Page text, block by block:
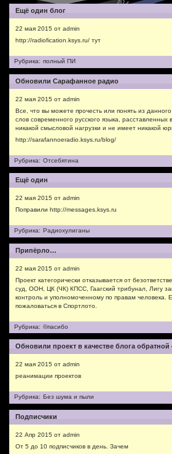
Ещё один блог
22 мая 2015 от admin
http://radiofication.ksys.ru/ тут
Рубрика: полный ПИ
Обновили Сарафанное радио
22 мая 2015 от admin
Все, что вы можете прочесть или понять из
слов современного русского языка,
никакой смысловой нагрузки и не имеет никакой
http://sarafannoeradio.ksys.ru/blog/
Рубрика: Отсебятина
Ещё один
22 мая 2015 от admin
Поправили http://messages.ksys.ru
Рубрика: Радиохулиганы
Припёрло…
22 мая 2015 от admin
Проект категорически отказывается от
суд, ООН, ЦК (ЧК) КПСС, Гаагский трибунал, Лигу
контроль и уполномоченному по правам
пожаловаться в Спортлото.
Рубрика: ©пасибо
Обновили проект в качестве блога обратной
22 мая 2015 от admin
реанимации проектов
Рубрика: Без шума и пыли
Подписчики
22 Апр 2015 от admin
От 5 до 10 подписчиков в день. Зачем